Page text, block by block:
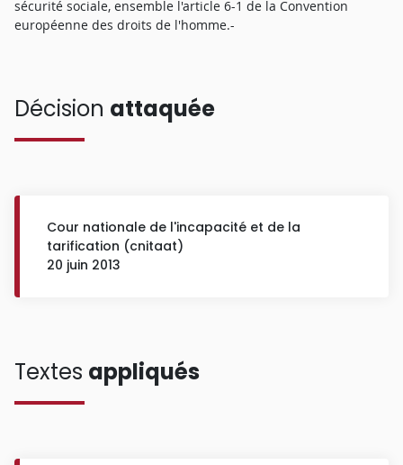
sécurité sociale, ensemble l'article 6-1 de la Convention
européenne des droits de l'homme.-
Décision attaquée
Cour nationale de l'incapacité et de la
tarification (cnitaat)
20 juin 2013
Textes appliqués